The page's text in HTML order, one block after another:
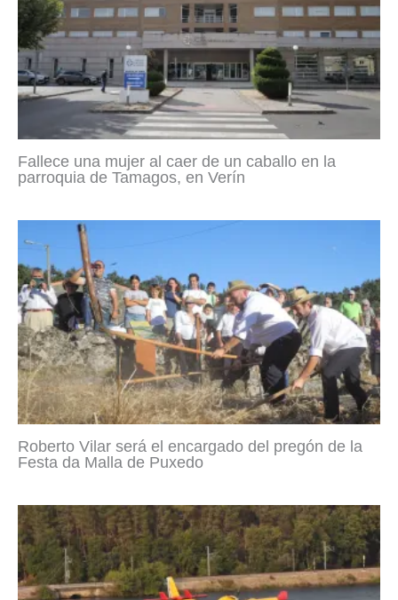
Fallece una mujer al caer de un caballo en la
parroquia de Tamagos, en Verín
Roberto Vilar será el encargado del pregón de la
Festa da Malla de Puxedo